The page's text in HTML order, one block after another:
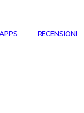
RECENSIONI